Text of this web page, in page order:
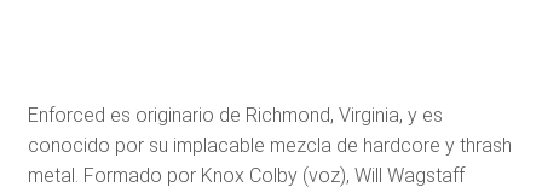
Enforced es originario de Richmond, Virginia, y es
conocido por su implacable mezcla de hardcore y thrash
metal. Formado por Knox Colby (voz), Will Wagstaff